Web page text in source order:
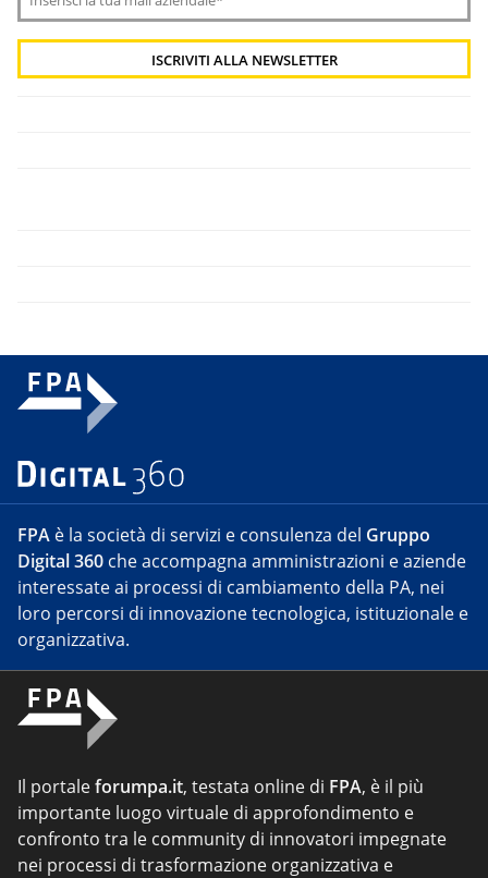
FPA è la società di servizi e consulenza del Gruppo
Digital 360 che accompagna amministrazioni e aziende
interessate ai processi di cambiamento della PA, nei
loro percorsi di innovazione tecnologica, istituzionale e
organizzativa.
Il portaleforumpa.it, testata online di FPA, è il più
importante luogo virtuale di approfondimento e
confronto tra le community di innovatori impegnate
nei processi di trasformazione organizzativa e